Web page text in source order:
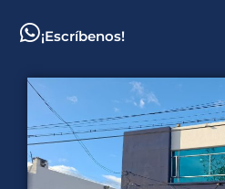
¡Escríbenos!